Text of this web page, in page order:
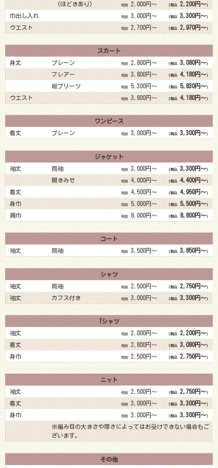
(ほどきあり) 税抜 2,000円～ (税込 2,200円～)
巾出し入れ 税抜 3,000円～ (税込 3,300円～)
ウエスト 税抜 2,700円～ (税込 2,970円～)
スカート
身丈
プレーン 税抜 2,800円～ (税込 3,080円～)
フレアー 税抜 3,800円～ (税込 4,180円～)
総プリーツ 税抜 5,300円～ (税込 5,830円～)
ウエスト 税抜 3,800円～ (税込 4,180円～)
ワンピース
着丈
プレーン 税抜 3,000円～ (税込3,300円～)
ジャケット
袖丈
筒袖 税抜 3,000円～ (税込 3,300円～)
開きみせ 税抜 4,000円～ (税込 4,400円～)
着丈 税抜 4,500円～ (税込 4,950円～)
身巾 税抜 5,000円～ (税込 5,500円～)
肩巾 税抜 8,000円～ (税込 8,800円～)
コート
袖丈
筒袖 税抜 3,500円～ (税込 3,850円～)
シャツ
袖丈
筒袖 税抜 2,500円～ (税込 2,750円～)
袖丈 カフス付き 税抜 3,000円～ (税込 3,300円～)
Tシャツ
袖丈
税抜 2,000円～ (税込 2,200円～)
着丈 税抜 2,800円～ (税込 3,080円～)
身巾 税抜 2,500円～ (税込 2,750円～)
ニット
袖丈
税抜 2,500円～ (税込 2,750円～)
着丈 税抜 3,000円～ (税込 3,300円～)
身巾 税抜 3,000円～ (税込 3,300円～)
※編み目の大きさや厚さによってはお受けできない場合もご
ざいます。
その他